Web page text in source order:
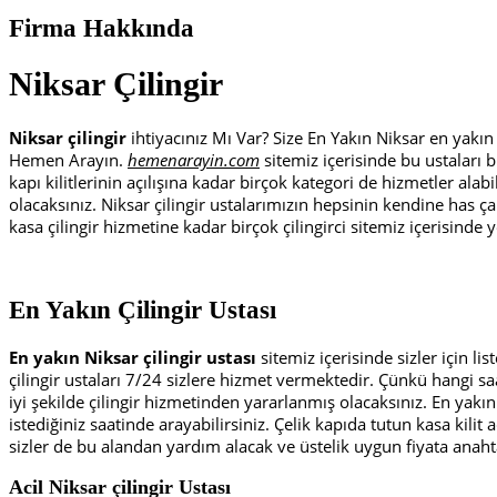
Firma Hakkında
Niksar Çilingir
Niksar çilingir ihtiyacınız Mı Var? Size En Yakın Niksar en
Hemen Arayın. hemenarayin.com sitemiz içerisinde bu ustaları
kapı kilitlerinin açılışına kadar birçok kategori de hizmetler
olacaksınız. Niksar çilingir ustalarımızın hepsinin kendine
kasa çilingir hizmetine kadar birçok çilingirci sitemiz içerisinde
En Yakın Çilingir Ustası
En yakın Niksar çilingir ustası sitemiz içerisinde sizler için
çilingir ustaları 7/24 sizlere hizmet vermektedir. Çünkü hangi
iyi şekilde çilingir hizmetinden yararlanmış olacaksınız. En
istediğiniz saatinde arayabilirsiniz. Çelik kapıda tutun kasa kilit
sizler de bu alandan yardım alacak ve üstelik uygun fiyata
Acil Niksar çilingir Ustası